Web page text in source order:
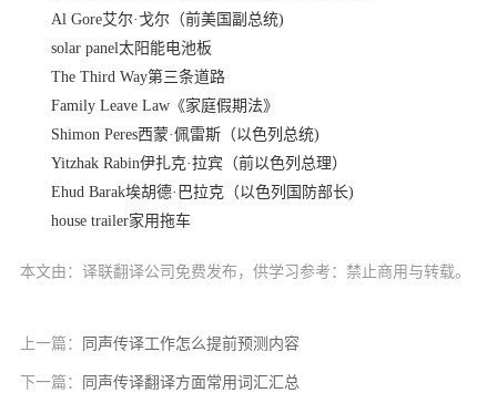
Al Gore艾尔·戈尔（前美国副总统)
solar panel太阳能电池板
The Third Way第三条道路
Family Leave Law《家庭假期法》
Shimon Peres西蒙·佩雷斯（以色列总统)
Yitzhak Rabin伊扎克·拉宾（前以色列总理）
Ehud Barak埃胡德·巴拉克（以色列国防部长)
house trailer家用拖车
本文由：译联翻译公司免费发布，供学习参考：禁止商用与转载。
上一篇： 同声传译工作怎么提前预测内容
下一篇： 同声传译翻译方面常用词汇汇总